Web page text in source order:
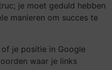
je moet geduld hebben
manieren om succes te
of je positie in Google
waar je links